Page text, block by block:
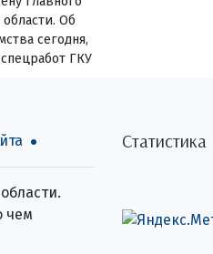
Об
сегодня,
ГКУ
чем
Статистика